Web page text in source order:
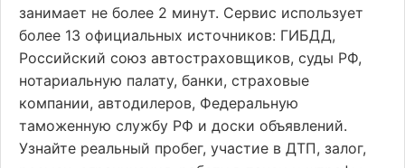
занимает не более 2 минут. Сервис использует
более 13 официальных источников: ГИБДД,
Российский союз автостраховщиков, суды РФ,
нотариальную палату, банки, страховые
компании, автодилеров, Федеральную
таможенную службу РФ и доски объявлений.
Узнайте реальный пробег, участие в ДТП, залог,